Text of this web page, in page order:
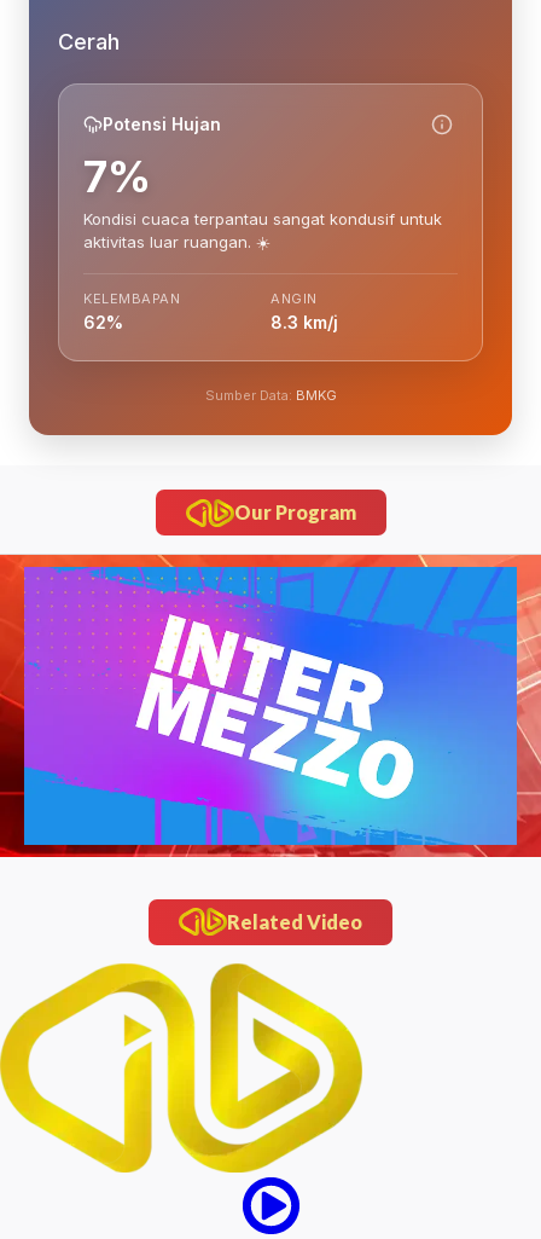
Cerah
Potensi Hujan
7%
Kondisi cuaca terpantau sangat kondusif untuk
aktivitas luar ruangan. ☀️
KELEMBAPAN
62%
ANGIN
8.3 km/j
Sumber Data: BMKG
Our Program
Related Video